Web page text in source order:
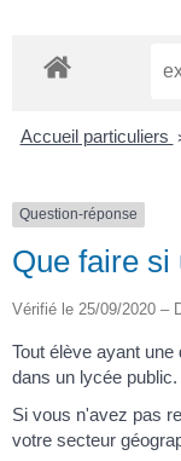
Accueil particuliers
Question-réponse
Que faire si
Vérifié le 25/09/2020 –
Tout élève ayant
dans un lycée
Si vous n'avez pas
votre secteur